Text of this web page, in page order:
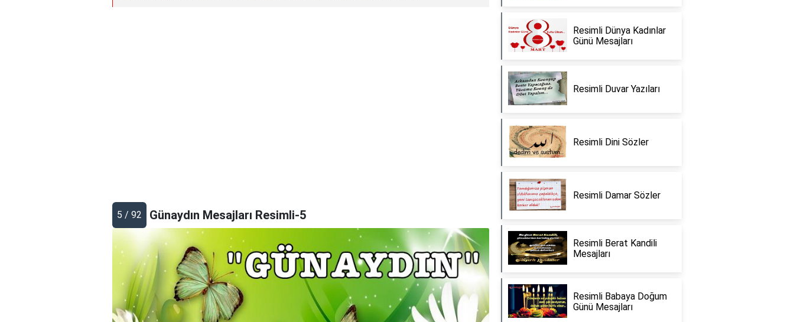
5 / 92 Günaydın Mesajları Resimli-5
Resimli Dünya Kadınlar
Günü Mesajları
Resimli Duvar Yazıları
Resimli Dini Sözler
Resimli Damar Sözler
Resimli Berat Kandili
Mesajları
Resimli Babaya Doğum
Günü Mesajları